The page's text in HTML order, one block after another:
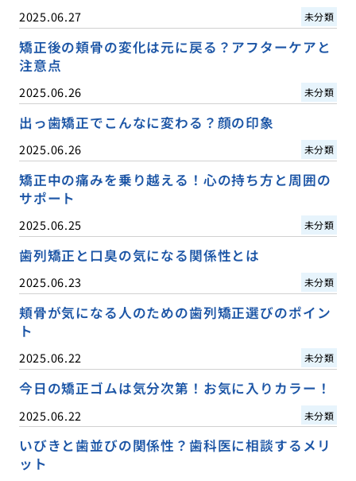
2025.06.27 未分類
矯正後の頬骨の変化は元に戻る？アフターケアと
注意点
2025.06.26 未分類
出っ歯矯正でこんなに変わる？顔の印象
2025.06.26 未分類
矯正中の痛みを乗り越える！心の持ち方と周囲の
サポート
2025.06.25 未分類
歯列矯正と口臭の気になる関係性とは
2025.06.23 未分類
頬骨が気になる人のための歯列矯正選びのポイン
ト
2025.06.22 未分類
今日の矯正ゴムは気分次第！お気に入りカラー！
2025.06.22 未分類
いびきと歯並びの関係性？歯科医に相談するメリ
ット